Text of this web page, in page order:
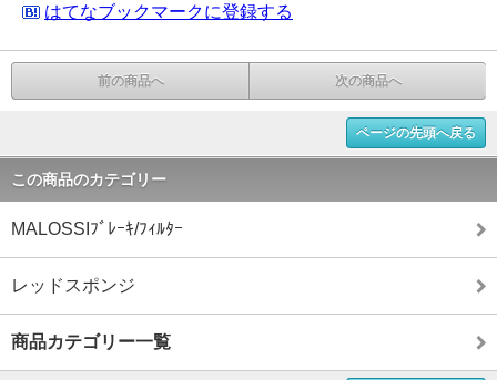
はてなブックマークに登録する
前の商品へ 次の商品へ
ページの先頭へ戻る
この商品のカテゴリー
MALOSSIﾌﾞﾚｰｷ/ﾌｨﾙﾀｰ
レッドスポンジ
商品カテゴリー一覧